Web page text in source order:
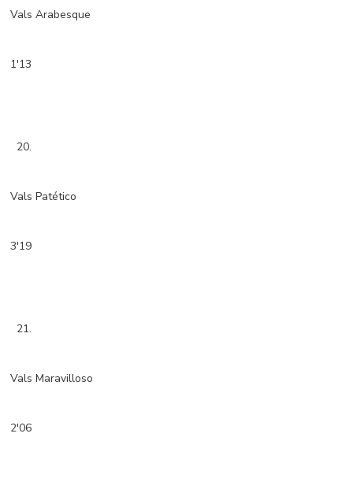
Vals Arabesque
1'13
20.
Vals Patético
3'19
21.
Vals Maravilloso
2'06